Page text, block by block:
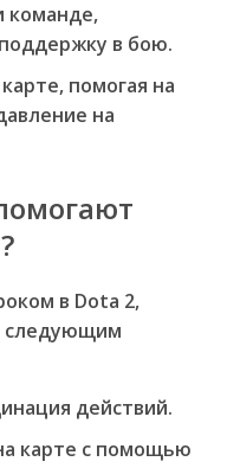
команде,
в бою.
помогая на
на
в Dota 2,
следующим
действий.
карте с помощью